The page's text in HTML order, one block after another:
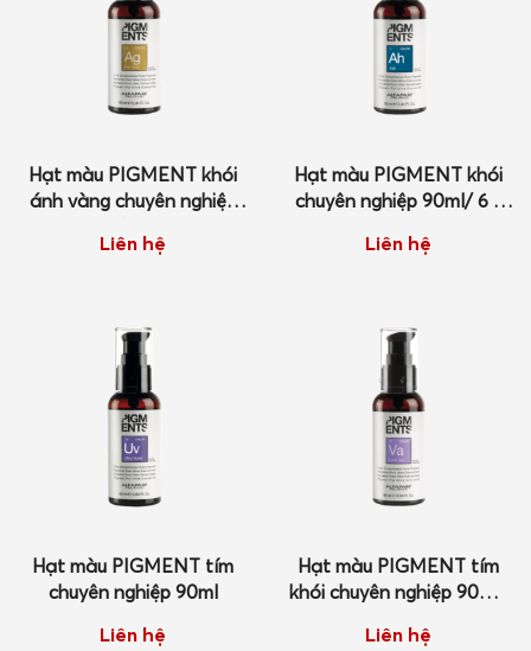
Hạt màu PIGMENT khói
ánh vàng chuyên nghiệp
Liên hệ
Hạt màu PIGMENT khói
chuyên nghiệp 90ml/ 6 x
Liên hệ
Hạt màu PIGMENT tím
chuyên nghiệp 90ml
Liên hệ
Hạt màu PIGMENT tím
khói chuyên nghiệp 90ml/
Liên hệ